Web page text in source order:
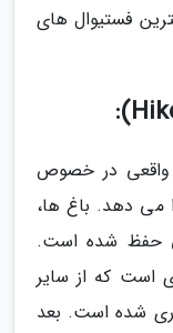
فستیوال های
واقعی در خصوص
می دهد. باغ ها،
حفظ شده است.
است که از سایر
شده است. بعد